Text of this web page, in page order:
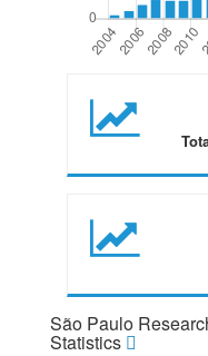
São Paulo
Statistics